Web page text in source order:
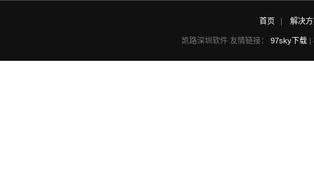
首页 解决
凯路深圳软件 友情链接： 97sky下载 |